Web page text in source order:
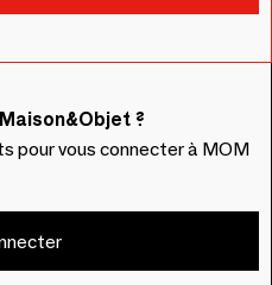
?
pour vous connecter à MOM